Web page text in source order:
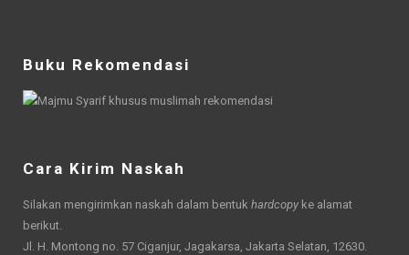
Buku Rekomendasi
Cara Kirim Naskah
Silakan mengirimkan naskah dalam bentuk hardcopy ke alamat
berikut.
Jl. H. Montong no. 57 Ciganjur, Jagakarsa, Jakarta Selatan, 12630.